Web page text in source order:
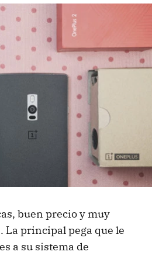
buen precio y muy
La principal pega que le
a su sistema de